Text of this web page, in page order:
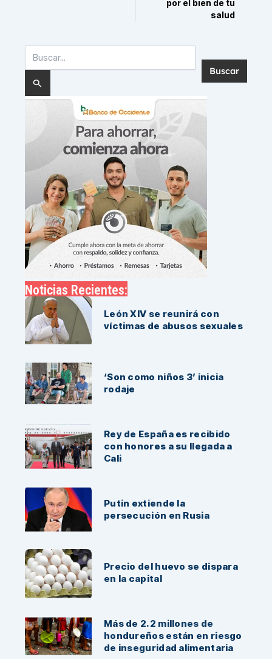
por el bien de tu
salud
por:
Noticias Recientes:
León XIV se reunirá con
víctimas de abusos sexuales
‘Son como niños 3’ inicia
rodaje
Rey de España es recibido
con honores a su llegada a
Cali
Putin extiende la
persecución en Rusia
Precio del huevo se dispara
en la capital
Más de 2.2 millones de
hondureños están en riesgo
de inseguridad alimentaria